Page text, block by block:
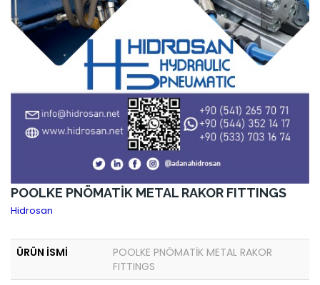
POOLKE PNÖMATİK METAL RAKOR FITTINGS
Hidrosan
ÜRÜN İSMİ
POOLKE PNÖMATİK METAL RAKOR
FITTINGS